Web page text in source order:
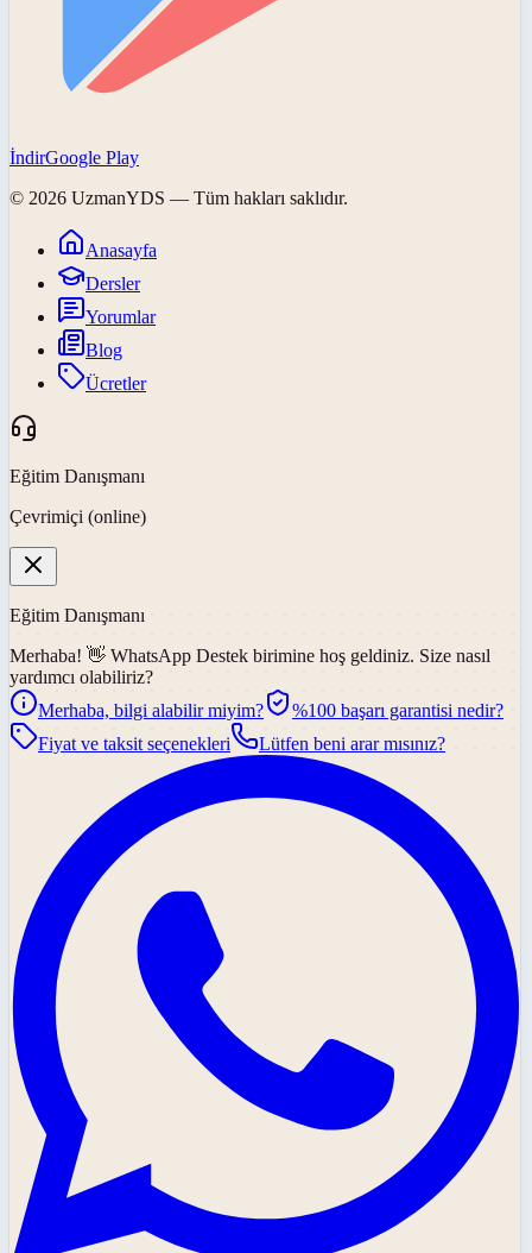
İndirGoogle Play
© 2026 UzmanYDS — Tüm hakları saklıdır.
Anasayfa
Dersler
Yorumlar
Blog
Ücretler
Eğitim Danışmanı
Çevrimiçi (online)
Eğitim Danışmanı
Merhaba! 👋 WhatsApp Destek birimine hoş geldiniz. Size nasıl
yardımcı olabiliriz?
Merhaba, bilgi alabilir miyim?
%100 başarı garantisi nedir?
Fiyat ve taksit seçenekleri
Lütfen beni arar mısınız?